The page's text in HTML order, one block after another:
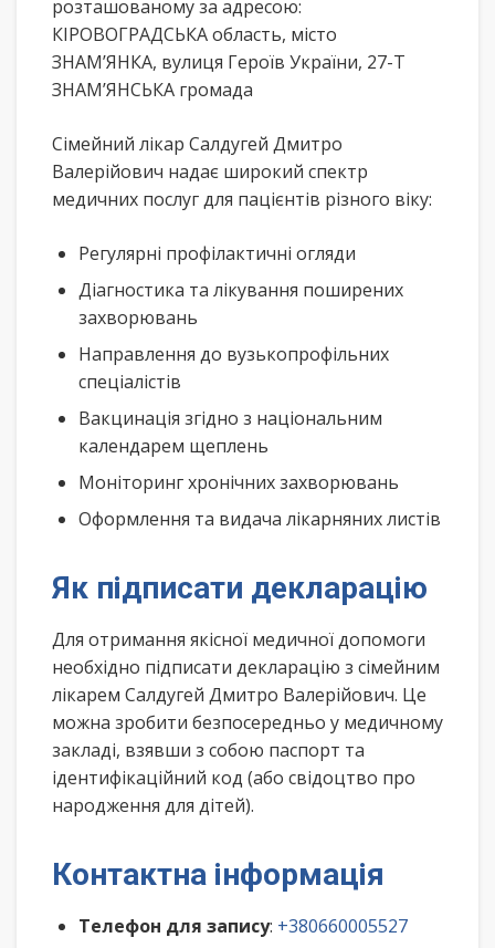
розташованому за адресою:
КІРОВОГРАДСЬКА область, місто
ЗНАМ’ЯНКА, вулиця Героїв України, 27-Т
ЗНАМ’ЯНСЬКА громада
Сімейний лікар Салдугей Дмитро
Валерійович надає широкий спектр
медичних послуг для пацієнтів різного віку:
Регулярні профілактичні огляди
Діагностика та лікування поширених
захворювань
Направлення до вузькопрофільних
спеціалістів
Вакцинація згідно з національним
календарем щеплень
Моніторинг хронічних захворювань
Оформлення та видача лікарняних листів
Як підписати декларацію
Для отримання якісної медичної допомоги
необхідно підписати декларацію з сімейним
лікарем Салдугей Дмитро Валерійович. Це
можна зробити безпосередньо у медичному
закладі, взявши з собою паспорт та
ідентифікаційний код (або свідоцтво про
народження для дітей).
Контактна інформація
Телефон для запису: +380660005527